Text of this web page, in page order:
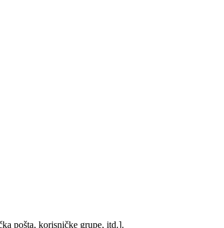
pošta, korisničke grupe, itd.].